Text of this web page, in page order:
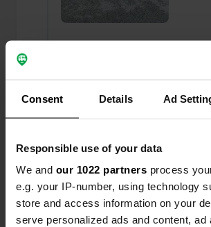
Consent Details Ad
Responsible use of your data
We and our 1022 partners process
e.g. your IP-number, using technology
store and access information on your
serve personalized ads and content, ad